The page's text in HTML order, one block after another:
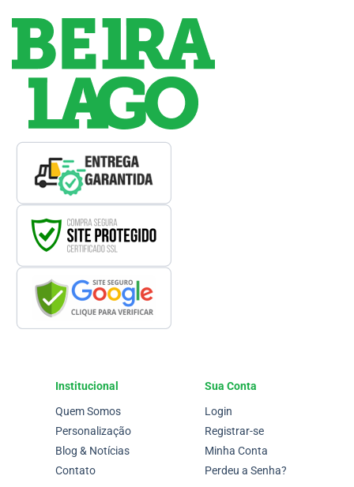
Institucional
Quem Somos
Personalização
Blog & Notícias
Contato
Sua Conta
Login
Registrar-se
Minha Conta
Perdeu a Senha?